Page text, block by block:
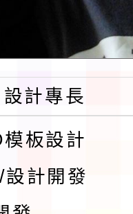
設計專長
板設計
計開發